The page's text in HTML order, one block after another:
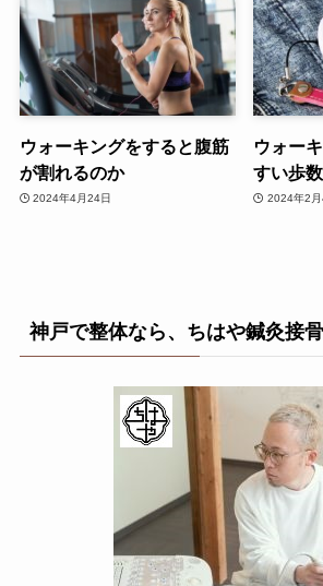
ウォーキングをすると腹筋
が割れるのか
2024年4月24日
ウォー
すい歩
2024年2月
神戸で整体なら、ちはや鍼灸接